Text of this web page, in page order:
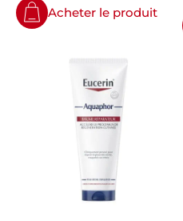
Acheter le produit